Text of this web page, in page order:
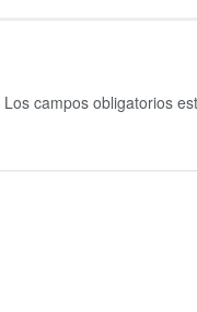
Los campos obligatorios